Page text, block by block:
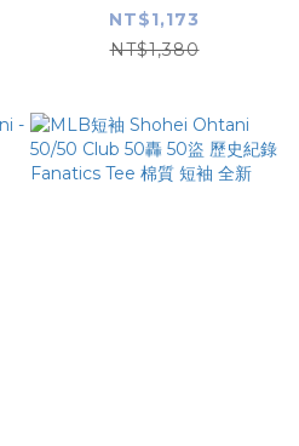
2026 World
Baseball Classic 世
Nike Tee 棉質 全新
NT$1,173
NT$1,380